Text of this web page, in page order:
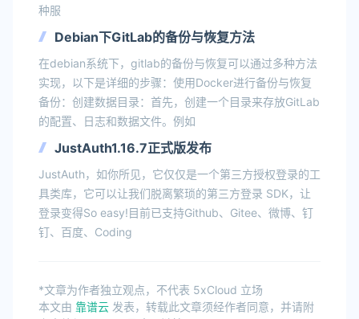
种服
Debian下GitLab的备份与恢复方法
在debian系统下，gitlab的备份与恢复可以通过多种方法
实现，以下是详细的步骤：使用Docker进行备份与恢复
备份：创建数据目录：首先，创建一个目录来存放GitLab
的配置、日志和数据文件。例如
JustAuth1.16.7正式版发布
JustAuth，如你所见，它仅仅是一个第三方授权登录的工
具类库，它可以让我们脱离繁琐的第三方登录 SDK，让
登录变得So easy!目前已支持Github、Gitee、微博、钉
钉、百度、Coding
*文章为作者独立观点，不代表 5xCloud 立场
本文由 靠谱云 发表，转载此文章须经作者同意，并请附